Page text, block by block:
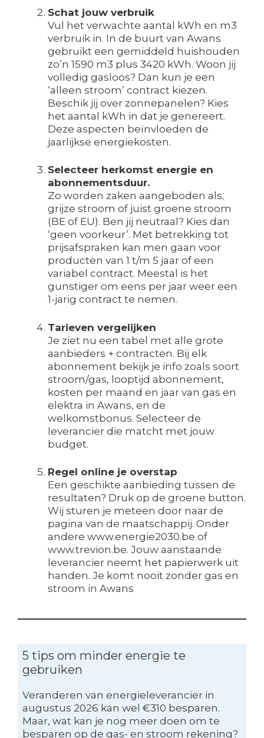
Schat jouw verbruik
Vul het verwachte aantal kWh en m3
verbruik in. In de buurt van Awans
gebruikt een gemiddeld huishouden
zo’n 1590 m3 plus 3420 kWh. Woon jij
volledig gasloos? Dan kun je een
‘alleen stroom’ contract kiezen.
Beschik jij over zonnepanelen? Kies
het aantal kWh in dat je genereert.
Deze aspecten beïnvloeden de
jaarlijkse energiekosten.
Selecteer herkomst energie en
abonnementsduur.
Zo worden zaken aangeboden als;
grijze stroom of juist groene stroom
(BE of EU). Ben jij neutraal? Kies dan
‘geen voorkeur’. Met betrekking tot
prijsafspraken kan men gaan voor
producten van 1 t/m 5 jaar of een
variabel contract. Meestal is het
gunstiger om eens per jaar weer een
1-jarig contract te nemen.
Tarieven vergelijken
Je ziet nu een tabel met alle grote
aanbieders + contracten. Bij elk
abonnement bekijk je info zoals soort
stroom/gas, looptijd abonnement,
kosten per maand en jaar van gas en
elektra in Awans, en de
welkomstbonus. Selecteer de
leverancier die matcht met jouw
budget.
Regel online je overstap
Een geschikte aanbieding tussen de
resultaten? Druk op de groene button.
Wij sturen je meteen door naar de
pagina van de maatschappij. Onder
andere www.energie2030.be of
www.trevion.be. Jouw aanstaande
leverancier neemt het papierwerk uit
handen. Je komt nooit zonder gas en
stroom in Awans
5 tips om minder energie te
gebruiken
Veranderen van energieleverancier in
augustus 2026 kan wel €310 besparen.
Maar, wat kan je nog meer doen om te
besparen op de gas- en stroom rekening?